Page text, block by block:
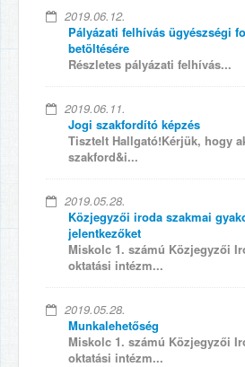
2019.06.12.
Pályázati felhívás ügyészségi
betöltésére
Részletes pályázati felhívás...
2019.06.11.
Jogi szakfordító képzés
Tisztelt Hallgató!Kérjük, hogy
szakford&i...
2019.05.28.
Közjegyzői iroda szakmai
jelentkezőket
Miskolc 1. számú Közjegyzői
oktatási intézm...
2019.05.28.
Munkalehetőség
Miskolc 1. számú Közjegyzői
oktatási intézm...